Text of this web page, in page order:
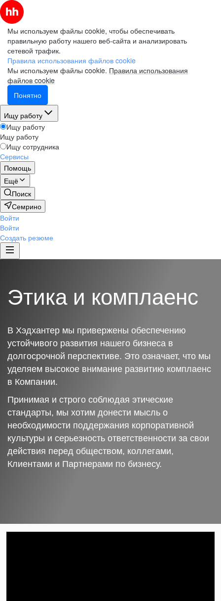
Мы используем файлы cookie, чтобы обеспечивать
правильную работу нашего веб-сайта и анализировать
сетевой трафик.
Правила использования файлов cookie
Мы используем файлы cookie. Правила использования
файлов cookie
Понятно
Ищу работу
Ищу работу
Ищу работу
Ищу сотрудника
Сервисы
Помощь
Ещё
Поиск
Семрино
Войти
Войти
Создать резюме
Этика и комплаенс
В Хэдхантер мы привержены обеспечению
устойчивого развития нашего бизнеса в
долгосрочной перспективе. Это означает, что мы
уделяем высокое внимание развитию комплаенс
в Компании.
Принимая и строго соблюдая этические
стандарты, мы хотим донести мысль о
необходимости поддержания корпоративной
культуры и серьезность ответственности за свои
действия перед обществом, коллегами,
Клиентами и Партнерами по бизнесу.